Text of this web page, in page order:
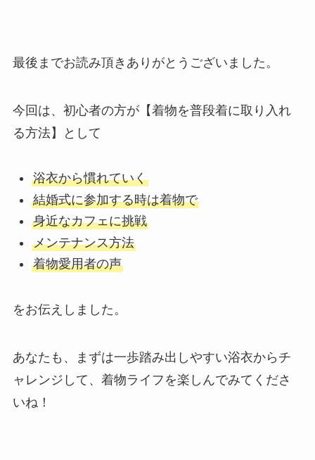
最後までお読み頂きありがとうございました。
今回は、初心者の方が【着物を普段着に取り入れ
る方法】として
浴衣から慣れていく
結婚式に参加する時は着物で
身近なカフェに挑戦
メンテナンス方法
着物愛用者の声
をお伝えしました。
あなたも、まずは一歩踏み出しやすい浴衣からチ
ャレンジして、着物ライフを楽しんでみてくださ
いね！